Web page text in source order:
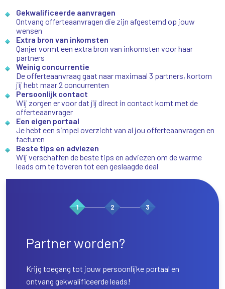
Gekwalificeerde aanvragen
Ontvang offerteaanvragen die zijn afgestemd op jouw
wensen
Extra bron van inkomsten
Qanjer vormt een extra bron van inkomsten voor haar
partners
Weinig concurrentie
De offerteaanvraag gaat naar maximaal 3 partners, kortom
jij hebt maar 2 concurrenten
Persoonlijk contact
Wij zorgen er voor dat jij direct in contact komt met de
offerteaanvrager
Een eigen portaal
Je hebt een simpel overzicht van al jou offerteaanvragen en
facturen
Beste tips en adviezen
Wij verschaffen de beste tips en adviezen om de warme
leads om te toveren tot een geslaagde deal
1 2 3
Partner worden?
Krijg toegang tot jouw persoonlijke portaal en
ontvang gekwalificeerde leads!